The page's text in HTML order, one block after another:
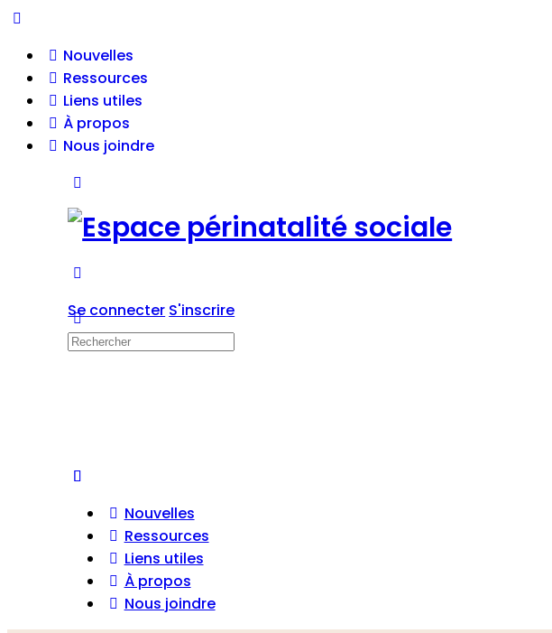
Nouvelles
Ressources
Liens utiles
À propos
Nous joindre
Se connecter S'inscrire
Nouvelles
Ressources
Liens utiles
À propos
Nous joindre